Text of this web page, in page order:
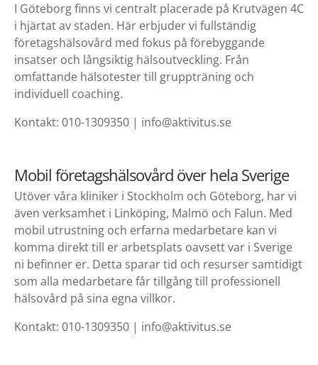
I Göteborg finns vi centralt placerade på Krutvägen 4C
i hjärtat av staden. Här erbjuder vi fullständig
företagshälsovård med fokus på förebyggande
insatser och långsiktig hälsoutveckling. Från
omfattande hälsotester till gruppträning och
individuell coaching.
Kontakt: 010-1309350 | info@aktivitus.se
Mobil företagshälsovård över hela Sverige
Utöver våra kliniker i Stockholm och Göteborg, har vi
även verksamhet i Linköping, Malmö och Falun. Med
mobil utrustning och erfarna medarbetare kan vi
komma direkt till er arbetsplats oavsett var i Sverige
ni befinner er. Detta sparar tid och resurser samtidigt
som alla medarbetare får tillgång till professionell
hälsovård på sina egna villkor.
Kontakt: 010-1309350 | info@aktivitus.se